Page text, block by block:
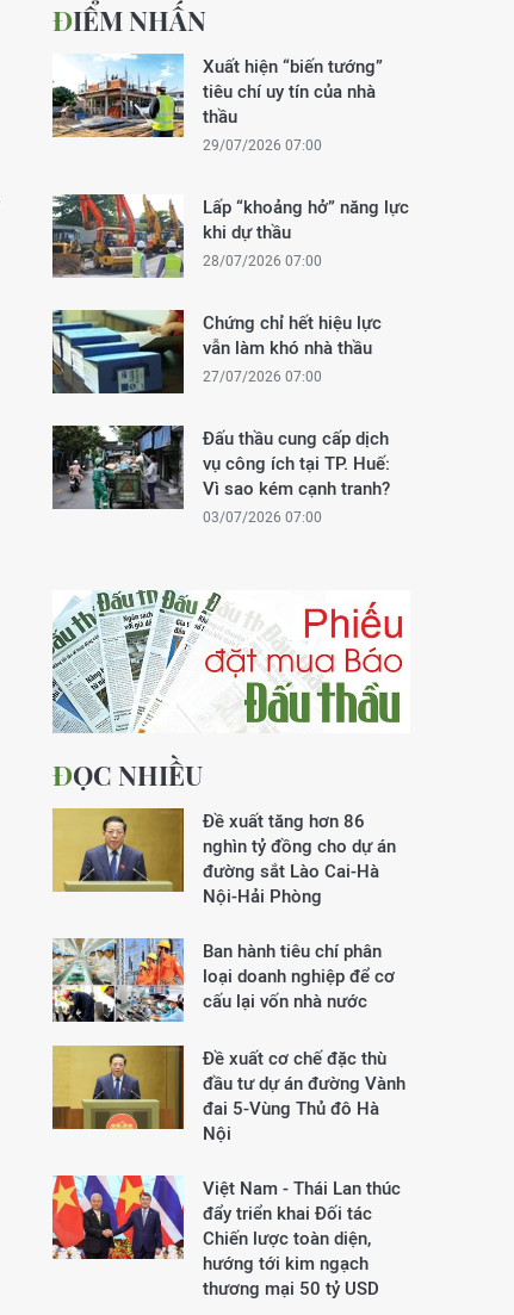
ĐIỂM NHẤN
Xuất hiện “biến tướng”
tiêu chí uy tín của nhà
thầu
29/07/2026 07:00
Lấp “khoảng hở” năng lực
khi dự thầu
28/07/2026 07:00
Chứng chỉ hết hiệu lực
vẫn làm khó nhà thầu
27/07/2026 07:00
Đấu thầu cung cấp dịch
vụ công ích tại TP. Huế:
Vì sao kém cạnh tranh?
03/07/2026 07:00
ĐỌC NHIỀU
Đề xuất tăng hơn 86
nghìn tỷ đồng cho dự án
đường sắt Lào Cai-Hà
Nội-Hải Phòng
Ban hành tiêu chí phân
loại doanh nghiệp để cơ
cấu lại vốn nhà nước
Đề xuất cơ chế đặc thù
đầu tư dự án đường Vành
đai 5-Vùng Thủ đô Hà
Nội
Việt Nam - Thái Lan thúc
đẩy triển khai Đối tác
Chiến lược toàn diện,
hướng tới kim ngạch
thương mại 50 tỷ USD